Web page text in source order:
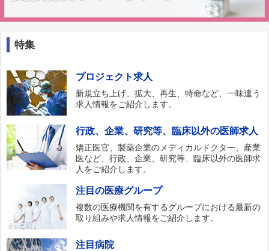
特集
プロジェクト求人
新規立ち上げ、拡大、再生、特命など、一味違う
求人情報をご紹介します。
行政、企業、研究等、臨床以外の医師求人
矯正医官、製薬企業のメディカルドクター、産業
医など、行政、企業、研究等、臨床以外の医師求
人をご紹介します。
注目の医療グループ
複数の医療機関を有するグループにおける最新の
取り組みや求人情報をご紹介します。
注目病院